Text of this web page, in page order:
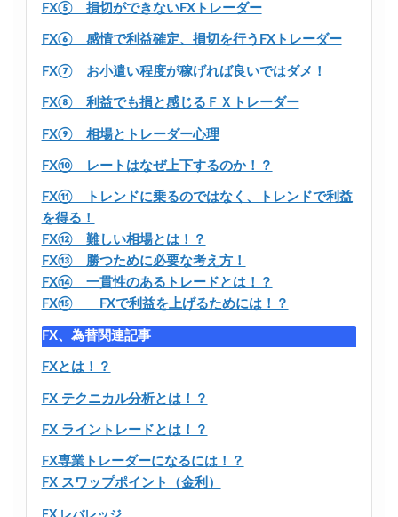
FX⑤ 損切ができないFXトレーダー
FX⑥ 感情で利益確定、損切を行うFXトレーダー
FX⑦ お小遣い程度が稼げれば良いではダメ！
FX⑧ 利益でも損と感じるＦＸトレーダー
FX⑨ 相場とトレーダー心理
FX⑩ レートはなぜ上下するのか！？
FX⑪ トレンドに乗るのではなく、トレンドで利益
を得る！
FX⑫ 難しい相場とは！？
FX⑬ 勝つために必要な考え方！
FX⑭ 一貫性のあるトレードとは！？
FX⑮ FXで利益を上げるためには！？
FX、為替関連記事
FXとは！？
FX テクニカル分析とは！？
FX ライントレードとは！？
FX専業トレーダーになるには！？
FX スワップポイント（金利）